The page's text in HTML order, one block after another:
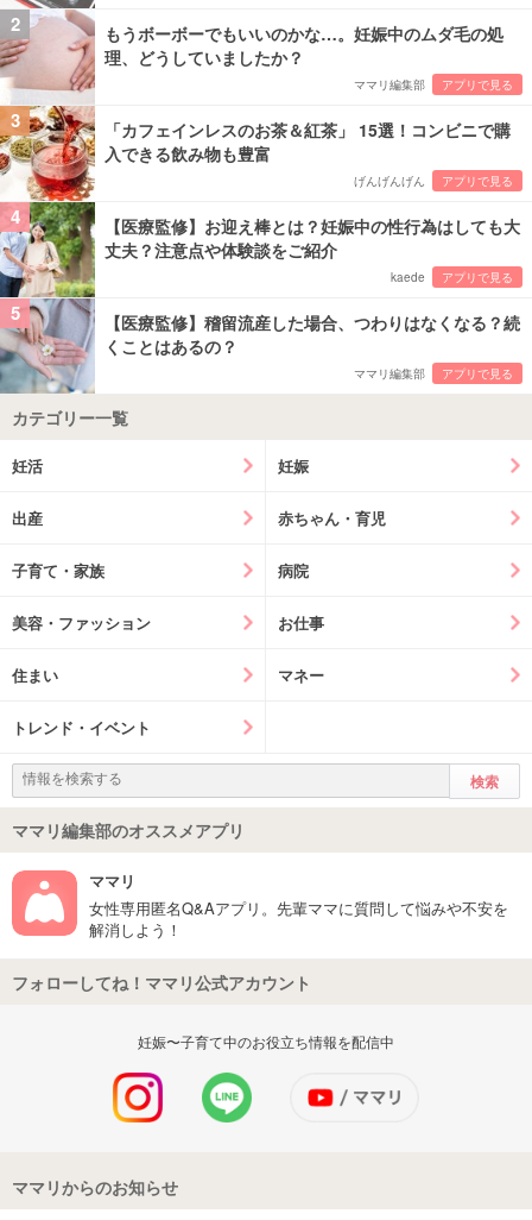
2
もうボーボーでもいいのかな…。妊娠中のムダ毛の処
理、どうしていましたか？
ママリ編集部 アプリで見る
3
「カフェインレスのお茶＆紅茶」 15選！コンビニで購
入できる飲み物も豊富
げんげんげん アプリで見る
4
【医療監修】お迎え棒とは？妊娠中の性行為はしても大
丈夫？注意点や体験談をご紹介
kaede アプリで見る
5
【医療監修】稽留流産した場合、つわりはなくなる？続
くことはあるの？
ママリ編集部 アプリで見る
カテゴリー一覧
妊活 妊娠
出産 赤ちゃん・育児
子育て・家族 病院
美容・ファッション お仕事
住まい マネー
トレンド・イベント
ママリ編集部のオススメアプリ
ママリ
女性専用匿名Q&Aアプリ。先輩ママに質問して悩みや不安を
解消しよう！
フォローしてね！ママリ公式アカウント
妊娠〜子育て中のお役立ち情報を配信中
ママリからのお知らせ